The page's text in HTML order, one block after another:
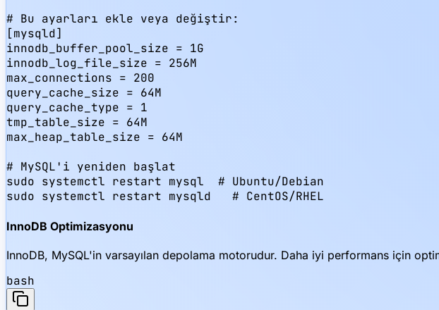
# Bu ayarları ekle veya değiştir:
[mysqld]
innodb_buffer_pool_size = 1G
innodb_log_file_size = 256M
max_connections = 200
query_cache_size = 64M
query_cache_type = 1
tmp_table_size = 64M
max_heap_table_size = 64M
# MySQL'i yeniden başlat
sudo systemctl restart mysql  # Ubuntu/Debian
sudo systemctl restart mysqld   # CentOS/RHEL
InnoDB Optimizasyonu
InnoDB, MySQL'in varsayılan depolama motorudur. Daha iyi performans için
bash